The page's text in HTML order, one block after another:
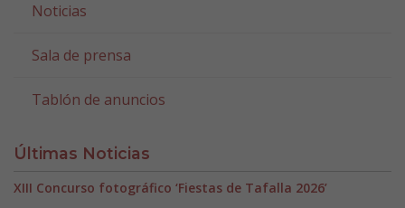
Noticias
Sala de prensa
Tablón de anuncios
Últimas Noticias
XIII Concurso fotográfico ‘Fiestas de Tafalla 2026’